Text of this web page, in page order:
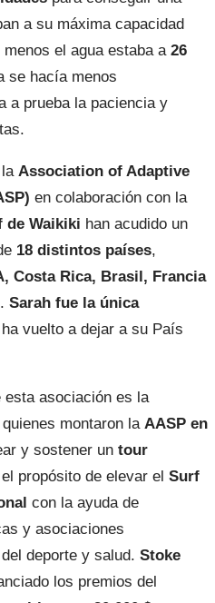
a su máxima capacidad
el agua estaba a 26
se hacía menos
a prueba la paciencia y
Association of Adaptive
en colaboración con la
de Waikiki han acudido un
18 distintos países,
Costa Rica, Brasil, Francia
Sarah fue la única
vuelto a dejar a su País
esta asociación es la
quienes montaron la AASP en
y sostener un tour
propósito de elevar el Surf
con la ayuda de
y asociaciones
deporte y salud. Stoke
los premios del